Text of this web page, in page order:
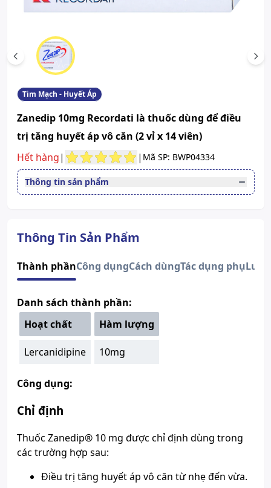
Scroll left
Tim Mạch - Huyết Áp
Zanedip 10mg Recordati là thuốc dùng để điều
trị tăng huyết áp vô căn (2 vỉ x 14 viên)
Hết hàng| | Mã SP: BWP04334
Thông tin sản phẩm
Quy cách
Hộp 2 Vỉ x 14 Viên
Thành phần
Nhà sản xuất
Recordati Industria Chemica e
Farmaceutica S.p.A.
Xuất xứ thương
Ý
Số đăng ký
VN-19798-15
Hướng dẫn tra cứu số đăng ký thuốc được cấp phép
Thông Tin Sản Phẩm
Thành phầnCông dụngCách dùngTác dụng phụLưu
Danh sách thành phần:
Hoạt chất
Hàm lượng
Lercanidipine 10mg
Công dụng:
Chỉ định
Thuốc Zanedip® 10 mg được chỉ định dùng trong
các trường hợp sau:
Ðiều trị tăng huyết áp vô căn từ nhẹ đến vừa.